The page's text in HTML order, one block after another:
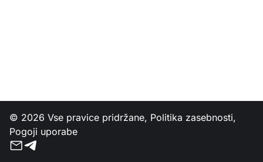
© 2026 Vse pravice pridržane, Politika zasebnosti,
Pogoji uporabe